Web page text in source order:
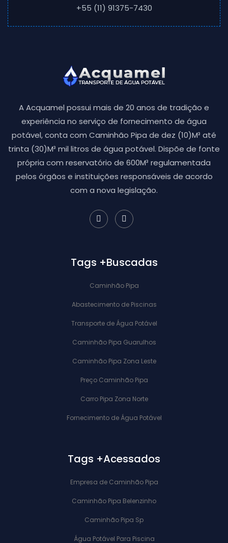
+55 (11) 91375-7430
A Acquamel possui mais de 20 anos de tradição e
experiência no serviço de fornecimento de água
potável, conta com Caminhão Pipa de dez (10)M³ até
trinta (30)M³ mil litros de água potável. Dispõe de fonte
própria com reservatório de 600M³ regulamentada
pelos órgãos e instituições responsáveis de acordo
com a nova legislação.
Tags +Buscadas
Caminhão Pipa
Abastecimento de Piscinas
Transporte de Água Potável
Caminhão Pipa Guarulhos
Caminhão Pipa Zona Leste
Preço Caminhão Pipa
Carro Pipa Zona Norte
Fornecimento de Água Potável
Tags +Acessados
Empresa de Caminhão Pipa
Caminhão Pipa Belenzinho
Caminhão Pipa Sp
Água Potável Para Piscina